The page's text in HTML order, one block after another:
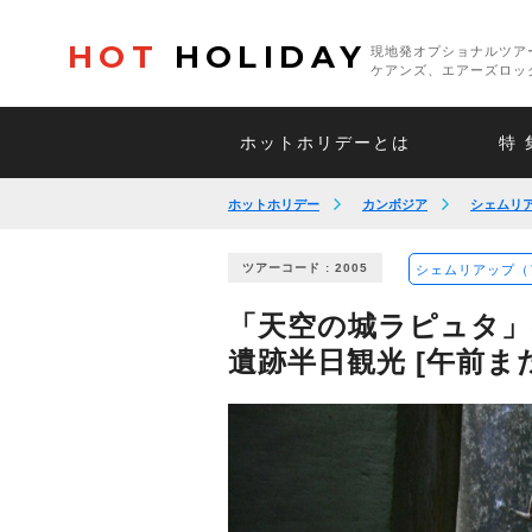
HOT HOLIDAY
現地発オプショナルツ
ケアンズ、エアーズロ
ホットホリデーとは 特
ホットホリデー カンボジア シェムリ
ツアーコード : 2005 シェムリアップ
「天空の城ラピュタ
遺跡半日観光 [午前ま